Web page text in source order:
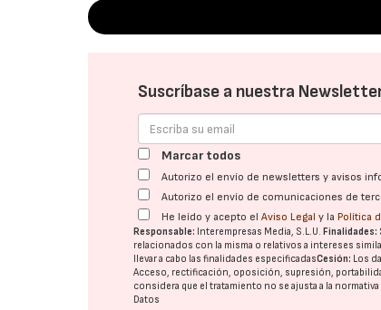
Suscríbase a nuestra
Marcar todos
Autorizo el envío de newsletters y avisos
Autorizo el envío de comunicaciones de
He leído y acepto elAviso Legal y la Política
Responsable: Interempresas Media, S.L.U. Finalidades:
relacionados con la misma o relativos a intereses
llevar a cabo las finalidades especificadasCesión: Los
Acceso, rectificación, oposición, supresión,
considera que el tratamiento no se ajusta a la
Datos